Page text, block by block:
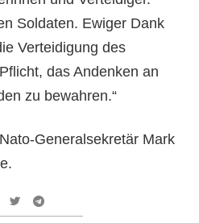
Soldaten. Ewiger Dank
Verteidigung des
das Andenken an
zu bewahren.“
Generalsekretär Mark